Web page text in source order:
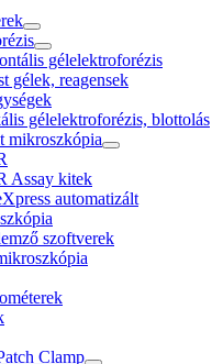
gélelektroforézis
gélek, reagensek
gélelektroforézis, blottolás
mikroszkópia
Assay kitek
automatizált
szoftverek
Clamp